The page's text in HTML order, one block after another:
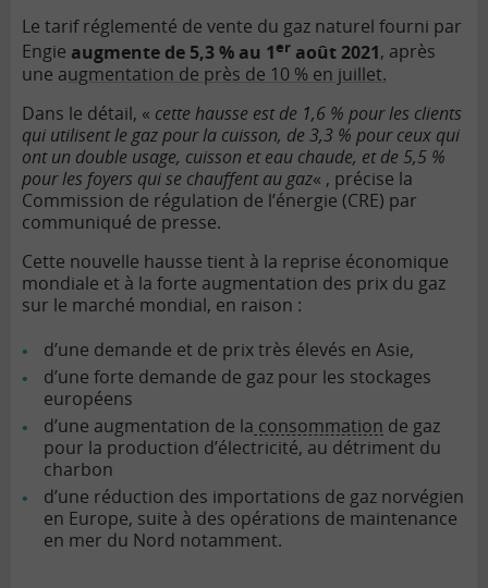
Le tarif réglementé de vente du gaz naturel fourni par
Engie augmente de 5,3 % au 1er août 2021, après
une augmentation de près de 10 % en juillet.
Dans le détail, « cette hausse est de 1,6 % pour les clients
qui utilisent le gaz pour la cuisson, de 3,3 % pour ceux qui
ont un double usage, cuisson et eau chaude, et de 5,5 %
pour les foyers qui se chauffent au gaz« , précise la
Commission de régulation de l’énergie (CRE) par
communiqué de presse.
Cette nouvelle hausse tient à la reprise économique
mondiale et à la forte augmentation des prix du gaz
sur le marché mondial, en raison :
d’une demande et de prix très élevés en Asie,
d’une forte demande de gaz pour les stockages
européens
d’une augmentation de la consommation de gaz
pour la production d’électricité, au détriment du
charbon
d’une réduction des importations de gaz norvégien
en Europe, suite à des opérations de maintenance
en mer du Nord notamment.